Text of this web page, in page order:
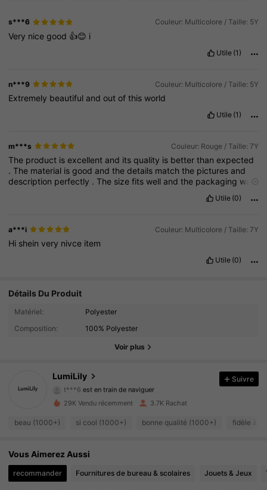
s***6 Couleur: Multicolore / Taille: 5Y
Very nicegood 👍😊 i
Utile (1)
n***9 Couleur: Multicolore / Taille: 5Y
Extremely beautiful andoutofthisworld
Utile (1)
m***s Couleur: Rouge / Taille: 7Y
The product isexcellent and itsquality is betterthanexpected
.The material isgood andthedetails matchthe pictures and
description perfectly .The sizefitswell andthe packagingwas
Utile (0)
a***i Couleur: Multicolore / Taille: 7Y
Hi sheinvery nivce item
Utile (0)
Détails Du Produit
Matériel:
Polyester
Composition:
100% Polyester
Voir plus
LumiLily
2.2K Suiveurs
t***6 est en train de naviguer
2.2K Suiveurs
4.89 2.2K Suiveurs
4.89 2.2K Suiveurs
2.2K Suiveurs
Suivre
29K Vendu récemment 3.7K Rachat
beau (1000+) si cool (1000+) bonne qualité (1000+) fidèle à
Vous Aimerez Aussi
recommander Fournitures de bureau & scolaires Jouets & Jeux